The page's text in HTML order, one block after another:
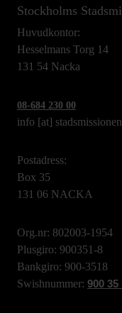
Stockholms
Huvudkontor:
Hesselmans Torg 14
131 54 Nacka
08-684 230 00
info [at]
Postadress:
Box 35
131 06 NACKA
Org.nr: 802003-1954
Plusgiro: 900351-8
Bankgiro: 900-3518
Swishnummer: 900 35